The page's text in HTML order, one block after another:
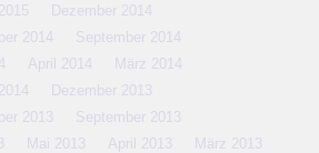
Dezember 2014
2014
September 2014
April 2014
März 2014
Dezember 2013
2013
September 2013
Mai 2013 April 2013
März 2013